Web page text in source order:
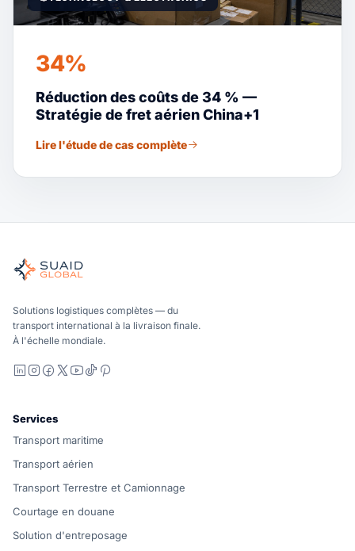
34%
Réduction des coûts de 34 % —
Stratégie de fret aérien China+1
Lire l'étude de cas complète
Orchestrateur indépendant du fret pour les opérations
Océan, air et sol – comparés de manière neutre par
Solutions logistiques complètes — du
transport international à la livraison finale.
À l'échelle mondiale.
LinkedIn
Instagram
Facebook
X YouTube
TikTok
Services
Transport maritime
Transport aérien
Transport Terrestre et Camionnage
Courtage en douane
Solution d'entreposage